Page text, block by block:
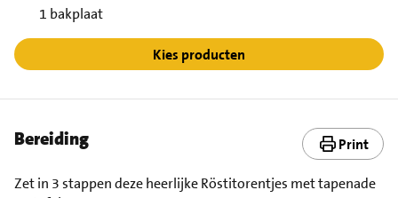
1 bakplaat
Kies producten
Bereiding Print
Zet in 3 stappen deze heerlijke Röstitorentjes met tapenade